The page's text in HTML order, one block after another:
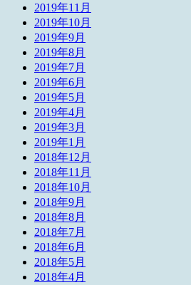
2019年11月
2019年10月
2019年9月
2019年8月
2019年7月
2019年6月
2019年5月
2019年4月
2019年3月
2019年1月
2018年12月
2018年11月
2018年10月
2018年9月
2018年8月
2018年7月
2018年6月
2018年5月
2018年4月